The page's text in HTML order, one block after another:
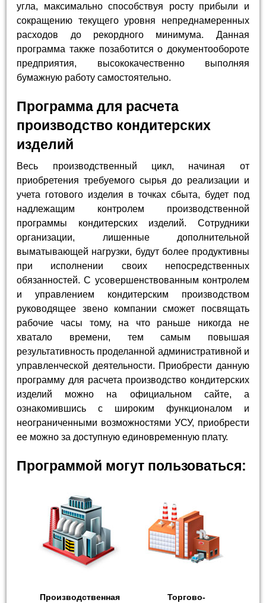
угла, максимально способствуя росту прибыли и
сокращению текущего уровня непреднамеренных
расходов до рекордного минимума. Данная
программа также позаботится о документообороте
предприятия, высококачественно выполняя
бумажную работу самостоятельно.
Программа для расчета
производство кондитерских
изделий
Весь производственный цикл, начиная от
приобретения требуемого сырья до реализации и
учета готового изделия в точках сбыта, будет под
надлежащим контролем производственной
программы кондитерских изделий. Сотрудники
организации, лишенные дополнительной
выматывающей нагрузки, будут более продуктивны
при исполнении своих непосредственных
обязанностей. С усовершенствованным контролем
и управлением кондитерским производством
руководящее звено компании сможет посвящать
рабочие часы тому, на что раньше никогда не
хватало времени, тем самым повышая
результативность проделанной административной и
управленческой деятельности. Приобрести данную
программу для расчета производство кондитерских
изделий можно на официальном сайте, а
ознакомившись с широким функционалом и
неограниченными возможностями УСУ, приобрести
ее можно за доступную единовременную плату.
Программой могут пользоваться:
Производственная
Торгово-